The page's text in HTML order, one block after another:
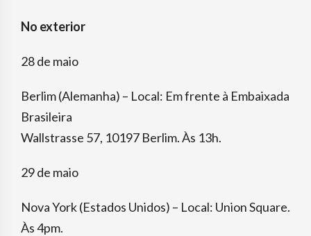
No exterior
28 de maio
Berlim (Alemanha) – Local: Em frente à Embaixada
Brasileira
Wallstrasse 57, 10197 Berlim. Às 13h.
29 de maio
Nova York (Estados Unidos) – Local: Union Square.
Às 4pm.